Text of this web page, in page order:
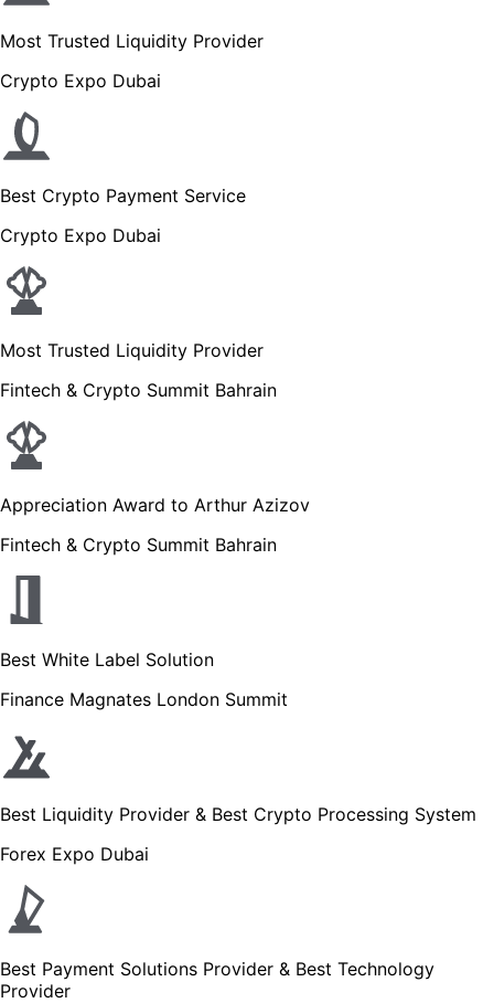
Most Trusted Liquidity Provider
Crypto Expo Dubai
Best Crypto Payment Service
Crypto Expo Dubai
Most Trusted Liquidity Provider
Fintech & Crypto Summit Bahrain
Appreciation Award to Arthur Azizov
Fintech & Crypto Summit Bahrain
Best White Label Solution
Finance Magnates London Summit
Best Liquidity Provider & Best Crypto Processing System
Forex Expo Dubai
Best Payment Solutions Provider & Best Technology
Provider